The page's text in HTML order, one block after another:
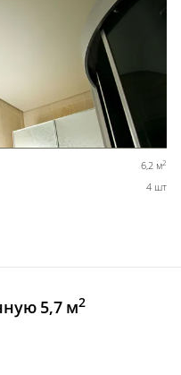
6,2 м2
4 шт
5,7 м2